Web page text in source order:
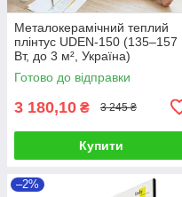
Металокерамічний теплий
плінтус UDEN-150 (135–157
Вт, до 3 м², Україна)
Готово до відправки
3 180,10 ₴ 3 245 ₴
Купити
–2%